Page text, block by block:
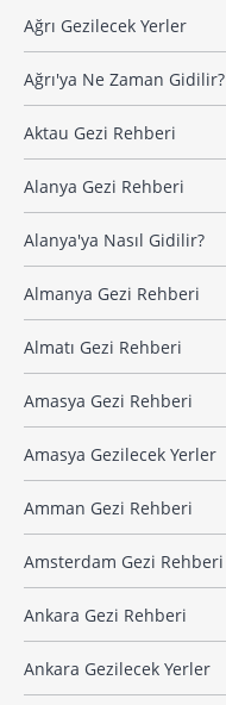
Ağrı Gezilecek Yerler
Ağrı'ya Ne Zaman Gidilir?
Aktau Gezi Rehberi
Alanya Gezi Rehberi
Alanya'ya Nasıl Gidilir?
Almanya Gezi Rehberi
Almatı Gezi Rehberi
Amasya Gezi Rehberi
Amasya Gezilecek Yerler
Amman Gezi Rehberi
Amsterdam Gezi Rehberi
Ankara Gezi Rehberi
Ankara Gezilecek Yerler